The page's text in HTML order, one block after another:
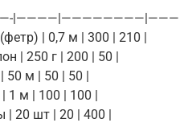
| 0,7 м | 300 | 210 |
| 250 г | 200 | 50 |
50 м | 50 | 50 |
1 м | 100 | 100 |
| 20 шт | 20 | 400 |